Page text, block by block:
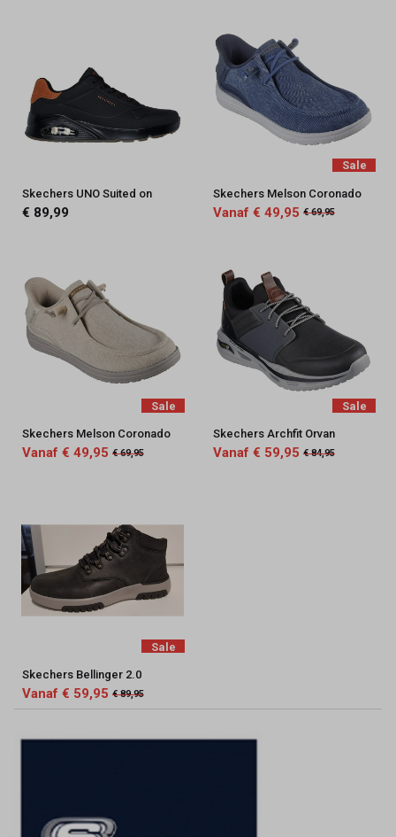
Skechers UNO Suited on
€ 89,99
Sale
Skechers Melson Coronado
Vanaf € 49,95 € 69,95
Sale
Skechers Melson Coronado
Vanaf € 49,95 € 69,95
Sale
Skechers Archfit Orvan
Vanaf € 59,95 € 84,95
Sale
Skechers Bellinger 2.0
Vanaf € 59,95 € 89,95